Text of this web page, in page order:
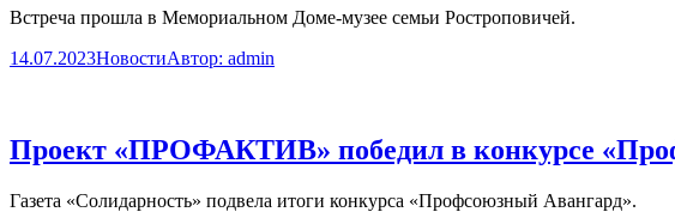
Встреча прошла в Мемориальном Доме-музее семьи Ростроповичей.
14.07.2023НовостиАвтор: admin
Проект «ПРОФАКТИВ» победил в конкурсе
Газета «Солидарность» подвела итоги конкурса «Профсоюзный Авангард».